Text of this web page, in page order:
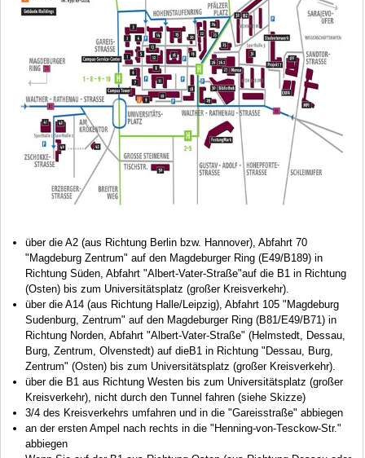
über die A2 (aus Richtung Berlin bzw. Hannover), Abfahrt 70
"Magdeburg Zentrum" auf den Magdeburger Ring (E49/B189) in
Richtung Süden, Abfahrt "Albert-Vater-Straße"auf die B1 in Richtung
(Osten) bis zum Universitätsplatz (großer Kreisverkehr).
über die A14 (aus Richtung Halle/Leipzig), Abfahrt 105 "Magdeburg
Sudenburg, Zentrum" auf den Magdeburger Ring (B81/E49/B71) in
Richtung Norden, Abfahrt "Albert-Vater-Straße" (Helmstedt, Dessau,
Burg, Zentrum, Olvenstedt) auf dieB1 in Richtung "Dessau, Burg,
Zentrum" (Osten) bis zum Universitätsplatz (großer Kreisverkehr).
über die B1 aus Richtung Westen bis zum Universitätsplatz (großer
Kreisverkehr), nicht durch den Tunnel fahren (siehe Skizze)
3/4 des Kreisverkehrs umfahren und in die "Gareisstraße" abbiegen
an der ersten Ampel nach rechts in die "Henning-von-Tesckow-Str."
abbiegen